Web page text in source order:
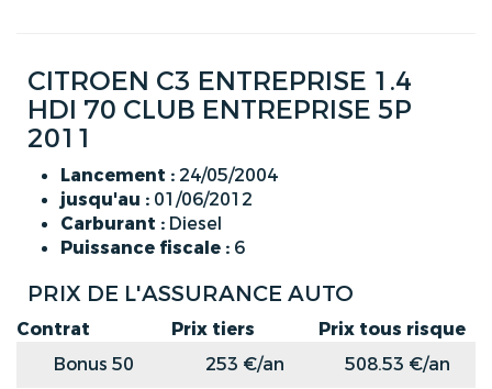
CITROEN C3 ENTREPRISE 1.4
HDI 70 CLUB ENTREPRISE 5P
2011
Lancement : 24/05/2004
jusqu'au : 01/06/2012
Carburant : Diesel
Puissance fiscale : 6
PRIX DE L'ASSURANCE AUTO
Contrat Prix tiers
Prix tous risque
Bonus 50
253 €/an
508.53 €/an